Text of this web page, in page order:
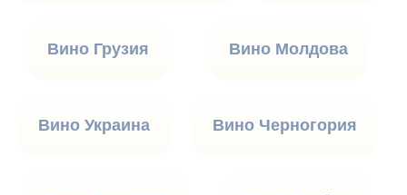
Вино Грузия Вино Молдова
Вино Украина Вино Черногория